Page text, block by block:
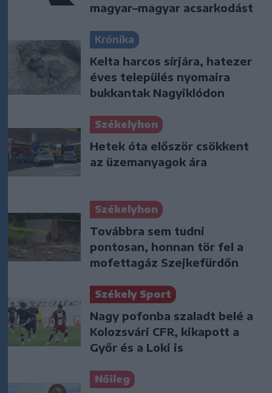
magyar–magyar acsarkodást
Krónika
Kelta harcos sírjára, hatezer
éves település nyomaira
bukkantak Nagyiklódon
Székelyhon
Hetek óta először csökkent
az üzemanyagok ára
Székelyhon
Továbbra sem tudni
pontosan, honnan tör fel a
mofettagáz Szejkefürdőn
Székely Sport
Nagy pofonba szaladt belé a
Kolozsvári CFR, kikapott a
Győr és a Loki is
Nőileg